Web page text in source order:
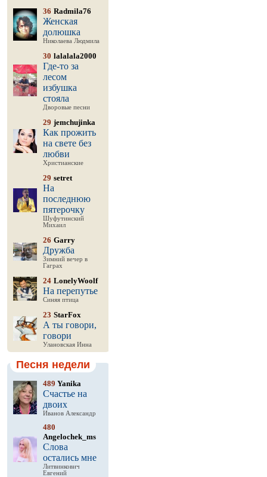
36 Radmila76
Женская
долюшка
Николаева Людмила
30 lalalala2000
Где-то за
лесом
избушка
стояла
Дворовые песни
29 jemchujinka
Как прожить
на свете без
любви
Христианские
29 setret
На
последнюю
пятерочку
Шуфутинский
Михаил
26 Garry
Дружба
Зимний вечер в
Гаграх
24 LonelyWoolf
На перепутье
Синяя птица
23 StarFox
А ты говори,
говори
Улановская Инна
Песня недели
489 Yanika
Счастье на
двоих
Иванов Александр
480
Angelochek_ms
Слова
остались мне
Литвинкович
Евгений